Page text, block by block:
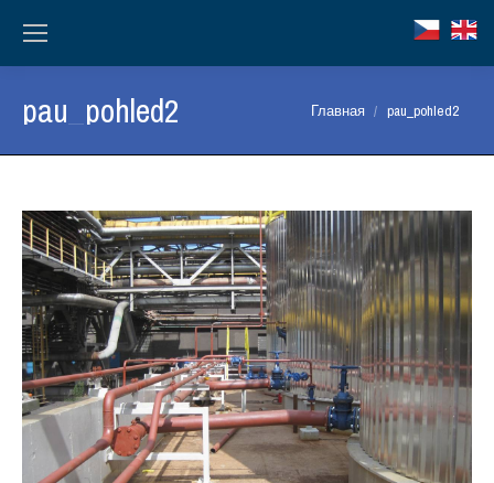
pau_pohled2 Вы здесь:
Главная pau_pohled2